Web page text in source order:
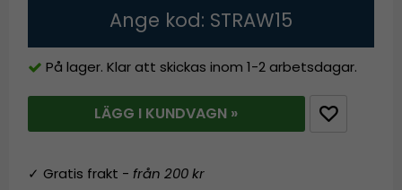
Ange kod: STRAW15
På lager. Klar att skickas inom 1-2 arbetsdagar.
LÄGG I KUNDVAGN »
✓ Gratis frakt -från 200 kr